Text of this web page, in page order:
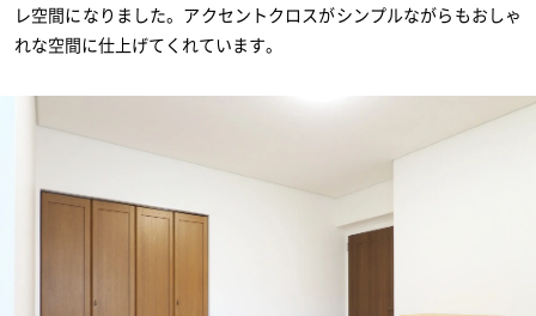
レ空間になりました。アクセントクロスがシンプルながらもおしゃ
れな空間に仕上げてくれています。